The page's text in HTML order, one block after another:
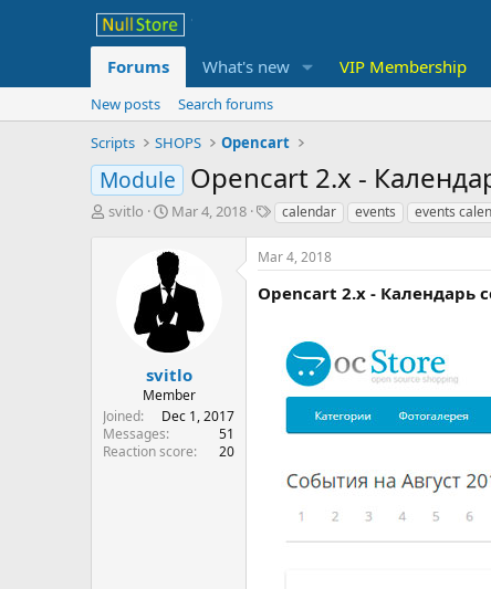
Forums What's new VIP Membership
New posts
Search forums
Scripts
SHOPS Opencart
Module Opencart 2.x -
T
t
e
r
svitlo
S
a
t
d
a
t
e
Mar 4, 2018
T
g
s
calendar events events
svitlo
Member
Joined
Dec 1, 2017
Messages
51
Reaction score
20
Mar 4, 2018
Opencart 2.x - Календарь